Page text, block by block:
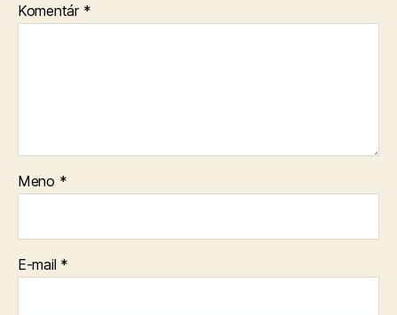
Komentár *
Meno *
E-mail *